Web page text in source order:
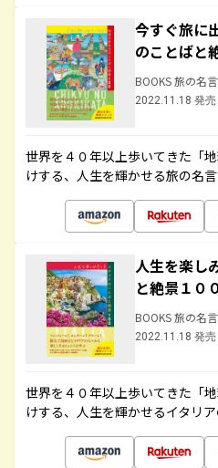
今すぐ旅に
のことばと
BOOKS 旅の名
2022.11.18 発売
世界を４０年以上歩いてきた「
けする、人生を輝かせる旅の名
人生を楽し
と絶景１０
BOOKS 旅の名
2022.11.18 発売
世界を４０年以上歩いてきた「
けする、人生を輝かせるイタリ